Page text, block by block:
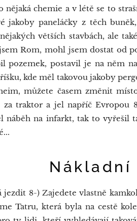
nějaká chemie a v létě se to
jakoby paneláčky z těch
větších stavbách, ale
Rom, mohl jsem dostat od
pozemek, postavil je na něm
kde měl takovou jakoby
můžete časem změnit
za traktor a jel napříč Evropou
náběh na infarkt, tak to vyřešil
8-) Zajedete vlastně
Tatru, která byla na cestě